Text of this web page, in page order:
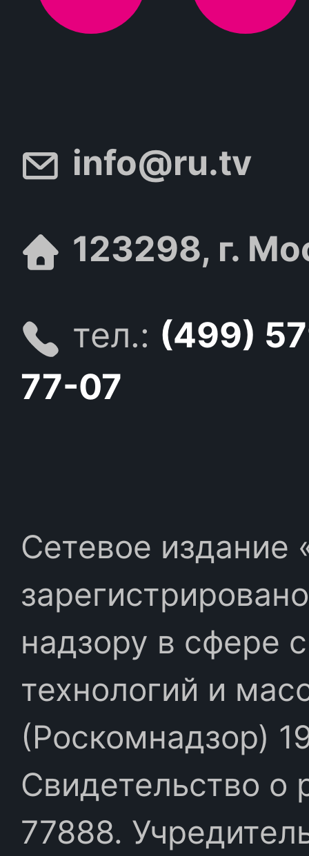
info@ru.tv
123298, г.
тел.: (499)
77-07
Сетевое издание
надзору в сфере
технологий и
(Роскомнадзор)
Свидетельство
77888.